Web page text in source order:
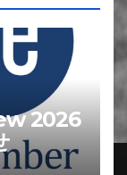
2026